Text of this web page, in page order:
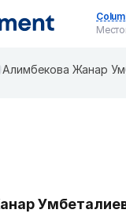
Алимбекова Жанар